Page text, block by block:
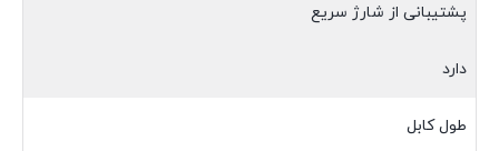
پشتیبانی از شارژ سریع
دارد
طول کابل